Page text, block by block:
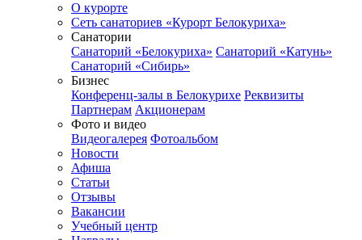
О курорте
Сеть санаториев «Курорт Белокуриха»
Санатории
Санаторий «Белокуриха» Санаторий «Катунь»
Санаторий «Сибирь»
Бизнес
Конференц-залы в Белокурихе Реквизиты
Партнерам Акционерам
Фото и видео
Видеогалерея Фотоальбом
Новости
Афиша
Статьи
Отзывы
Вакансии
Учебный центр